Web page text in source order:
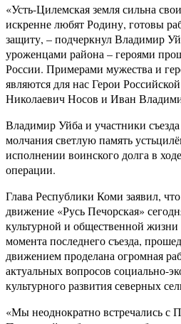
«Усть-Цилемская земля сильна
искренне любят Родину, готовы
защиту, – подчеркнул Владимир
уроженцами района – героями
России. Примерами мужества и
являются для нас Герои
Николаевич Носов и Иван
Владимир Уйба и участники
молчания светлую память
исполнении воинского долга в
операции.
Глава Республики Коми заявил,
движение «Русь Печорская»
культурной и общественной
момента последнего съезда,
движением проделана огромная
актуальных вопросов социально-
культурного развития северных
«Мы неоднократно встречались с